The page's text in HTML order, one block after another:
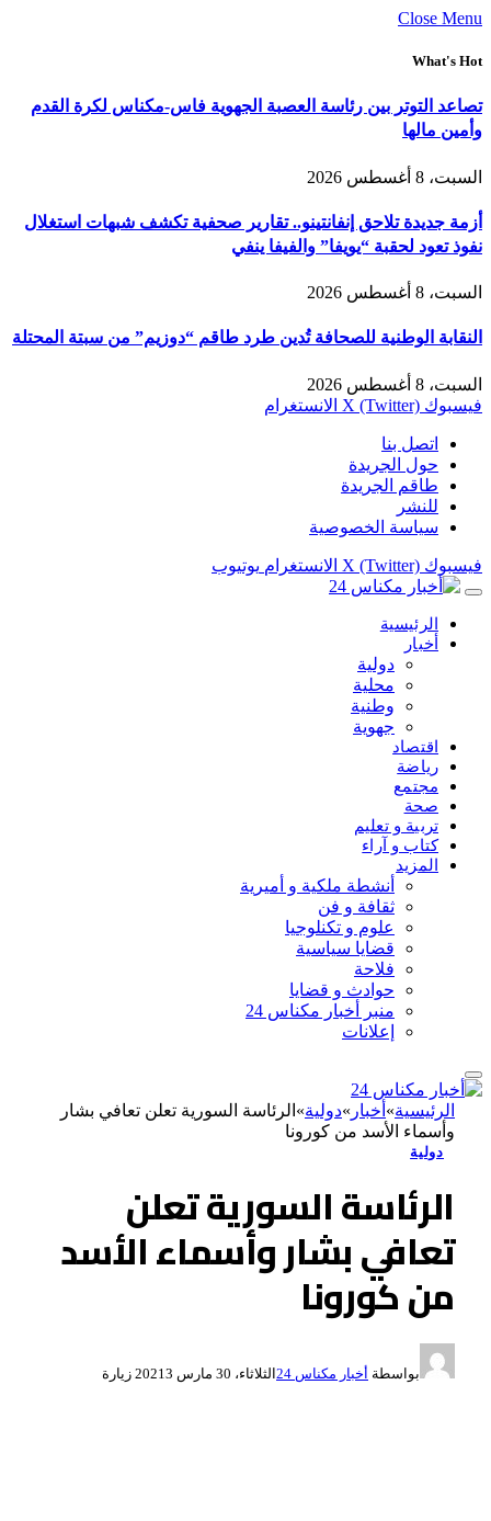
Close Menu
What's Hot
تصاعد التوتر بين رئاسة العصبة الجهوية فاس-مكناس لكرة القدم
وأمين مالها
السبت، 8 أغسطس 2026
أزمة جديدة تلاحق إنفانتينو.. تقارير صحفية تكشف شبهات استغلال
نفوذ تعود لحقبة “يويفا” والفيفا ينفي
السبت، 8 أغسطس 2026
النقابة الوطنية للصحافة تُدين طرد طاقم “دوزيم” من سبتة المحتلة
السبت، 8 أغسطس 2026
فيسبوك X (Twitter) الانستغرام
اتصل بنا
حول الجريدة
طاقم الجريدة
للنشر
سياسة الخصوصية
فيسبوك X (Twitter) الانستغرام يوتيوب
الرئيسية
أخبار
دولية
محلية
وطنية
جهوية
اقتصاد
رياضة
مجتمع
صحة
تربية و تعليم
كتاب و آراء
المزيد
أنشطة ملكية و أميرية
ثقافة و فن
علوم و تكنلوجيا
قضايا سياسية
فلاحة
حوادث و قضايا
منبر أخبار مكناس 24
إعلانات
الرئيسية» أخبار »دولية» الرئاسة السورية تعلن تعافي بشار
وأسماء الأسد من كورونا
دولية
الرئاسة السورية تعلن
تعافي بشار وأسماء الأسد
من كورونا
بواسطة أخبار مكناس 24 الثلاثاء، 30 مارس 2021 3 زيارة